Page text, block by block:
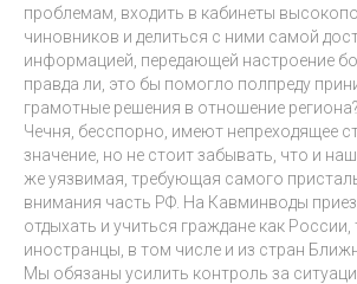
проблемам, входить в кабинеты
чиновников и делиться с ними самой
информацией, передающей настроение
правда ли, это бы помогло полпреду
грамотные решения в отношение
Чечня, бесспорно, имеют непреходящее
значение, но не стоит забывать, что и
же уязвимая, требующая самого
внимания часть РФ. На Кавминводы
отдыхать и учиться граждане как России,
иностранцы, в том числе и из стран
Мы обязаны усилить контроль за